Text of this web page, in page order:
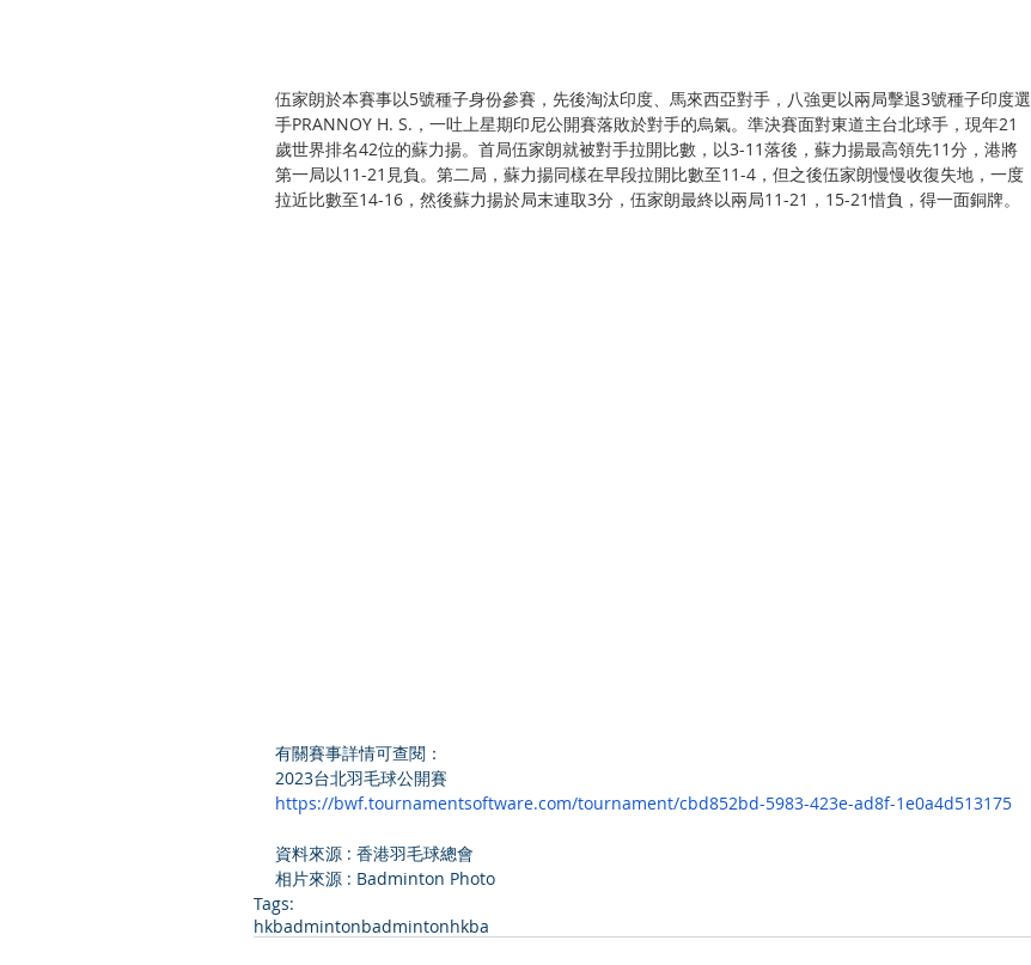
伍家朗於本賽事以5號種子身份參賽，先後淘汰印度、馬來西亞對手，八強更以兩局擊退3號種子印度選
手PRANNOY H. S.，一吐上星期印尼公開賽落敗於對手的烏氣。準決賽面對東道主台北球手，現年21
歲世界排名42位的蘇力揚。首局伍家朗就被對手拉開比數，以3-11落後，蘇力揚最高領先11分，港將
第一局以11-21見負。第二局，蘇力揚同樣在早段拉開比數至11-4，但之後伍家朗慢慢收復失地，一度
拉近比數至14-16，然後蘇力揚於局末連取3分，伍家朗最終以兩局11-21，15-21惜負，得一面銅牌。
有關賽事詳情可查閱：
2023台北羽毛球公開賽
https://bwf.tournamentsoftware.com/tournament/cbd852bd-5983-423e-ad8f-1e0a4d513175
資料來源 : 香港羽毛球總會
相片來源 : Badminton Photo
Tags:
hkbadmintonbadmintonhkba